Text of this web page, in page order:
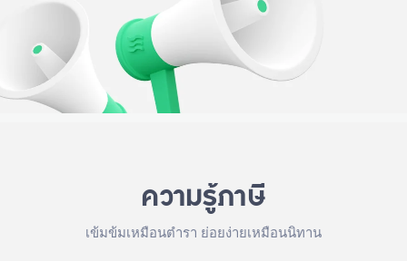
ความรู้ภาษี
เข้มข้มเหมือนตำรา ย่อยง่ายเหมือนนิทาน